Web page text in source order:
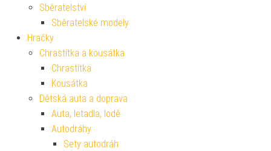
Sběratelství
Sběratelské modely
Hračky
Chrastítka a kousátka
Chrastítka
Kousátka
Dětská auta a doprava
Auta, letadla, lodě
Autodráhy
Sety autodráh